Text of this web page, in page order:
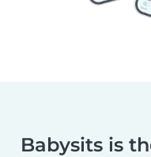
Babysits is